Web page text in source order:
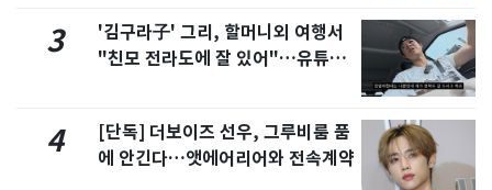
3
'김구라子' 그리, 할머니외 여행서
"친모 전라도에 잘 있어"…유튜브
4
[단독] 더보이즈 선우, 그루비룸 품
에 안긴다…앳에어리어와 전속계약